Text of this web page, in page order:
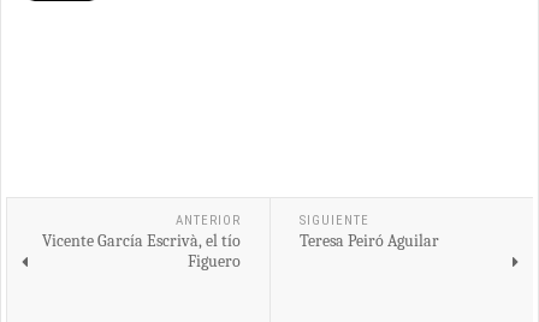
ANTERIOR
Vicente García Escrivà, el tío
Figuero
SIGUIENTE
Teresa Peiró Aguilar